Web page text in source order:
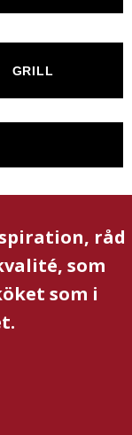
GRILL
råd
som
som i